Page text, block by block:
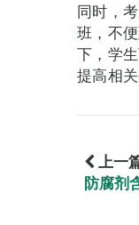
同时，
班，不
下，学
提高相
上一
防腐剂